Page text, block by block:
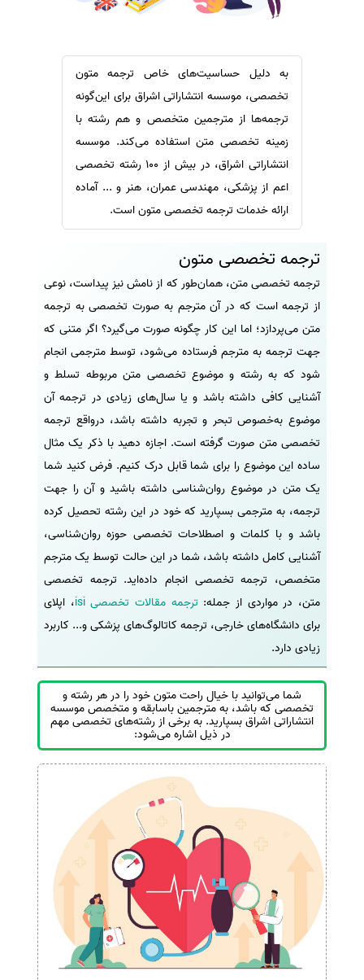
ترجمه عربی به فارسی
سفارش ویرایش
سفارش فرمت‌بندی
سفارش کاهش کمیت
سفارش معرفی مجله
سفارش معرفی مقاله
سفارش معرفی کتاب
سفارش چکیده مبسوط
سفارش ترجمه مولتی‌مدیا
سفارش گویندگی
سفارش تولید محتوا
سفارش ترجمه همزمان
سفارش چکیده گرافیکی
سفارش تهیه کاورلتر
سفارش انگیزه‌نامه‌SOP
به دلیل حساسیت‌های خاص ترجمه متون
تخصصی، موسسه انتشاراتی اشراق برای این‌گونه
ترجمه‌ها از مترجمین متخصص و هم رشته با
زمینه تخصصی متن استفاده می‌کند. موسسه
انتشاراتی اشراق، در بیش از 100 رشته تخصصی
اعم از پزشکی، مهندسی عمران، هنر و ... آماده
ارائه خدمات ترجمه تخصصی متون است.
ترجمه تخصصی متون
ترجمه تخصصی متن، همان‌طور که از نامش نیز پیداست، نوعی
از ترجمه است که در آن مترجم به صورت تخصصی به ترجمه
متن می‌پردازد؛ اما این کار چگونه صورت می‌گیرد؟ اگر متنی که
جهت ترجمه به مترجم فرستاده می‌شود، توسط مترجمی انجام
شود که به رشته و موضوع تخصصی متن مربوطه تسلط و
آشنایی کافی داشته باشد و یا سال‌های زیادی در ترجمه آن
موضوع به‌خصوص تبحر و تجربه داشته باشد، درواقع ترجمه
تخصصی متن صورت گرفته است. اجازه دهید با ذکر یک مثال
ساده این موضوع را برای شما قابل درک کنیم. فرض کنید شما
یک متن در موضوع روان‌شناسی داشته باشید و آن را جهت
ترجمه، به مترجمی بسپارید که خود در این رشته تحصیل کرده
باشد و با کلمات و اصطلاحات تخصصی حوزه روان‌شناسی،
آشنایی کامل داشته باشد، شما در این حالت توسط یک مترجم
متخصص، ترجمه تخصصی انجام داده‌اید. ترجمه تخصصی
متن، در مواردی از جمله: ترجمه مقالات تخصصی isi ، اپلای
برای دانشگاه‌های خارجی، ترجمه کاتالوگ‌های پزشکی و... کاربرد
زیادی دارد.
شما می‌توانید با خیال راحت متون خود را در هر رشته و
تخصصی که باشد، به مترجمین باسابقه و متخصص موسسه
انتشاراتی اشراق بسپارید. به برخی از رشته‌های تخصصی مهم
در ذیل اشاره می‌شود: